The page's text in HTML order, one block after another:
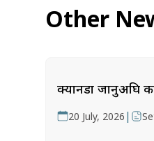
Other
क्यानडा जानुअघि
20 July, 2026 |